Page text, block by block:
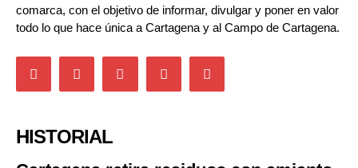
comarca, con el objetivo de informar, divulgar y poner en valor
todo lo que hace única a Cartagena y al Campo de Cartagena.
HISTORIAL